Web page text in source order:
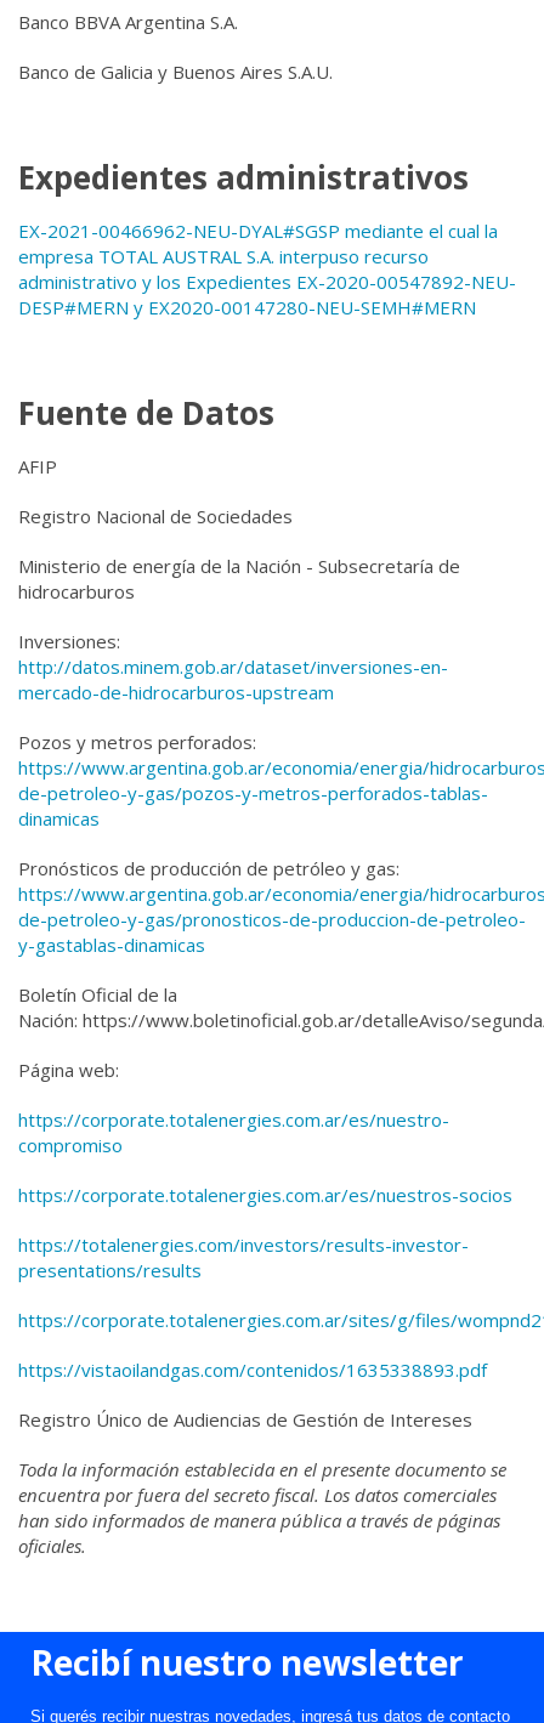
Banco BBVA Argentina S.A.
Banco de Galicia y Buenos Aires S.A.U.
Expedientes administrativos
EX-2021-00466962-NEU-DYAL#SGSP mediante el cual la
empresa TOTAL AUSTRAL S.A. interpuso recurso
administrativo y los Expedientes EX-2020-00547892-NEU-
DESP#MERN y EX2020-00147280-NEU-SEMH#MERN
Fuente de Datos
AFIP
Registro Nacional de Sociedades
Ministerio de energía de la Nación - Subsecretaría de
hidrocarburos
Inversiones:
http://datos.minem.gob.ar/dataset/inversiones-en-
mercado-de-hidrocarburos-upstream
Pozos y metros perforados:
https://www.argentina.gob.ar/economia/energia/
de-petroleo-y-gas/pozos-y-metros-perforados-tablas-
dinamicas
Pronósticos de producción de petróleo y gas:
https://www.argentina.gob.ar/economia/energia/
de-petroleo-y-gas/pronosticos-de-produccion-de-petroleo-
y-gastablas-dinamicas
Boletín Oficial de la
Nación: https://www.boletinoficial.gob.ar/detalleAviso/
Página web:
https://corporate.totalenergies.com.ar/es/nuestro-
compromiso
https://corporate.totalenergies.com.ar/es/nuestros-socios
https://totalenergies.com/investors/results-investor-
presentations/results
https://corporate.totalenergies.com.ar/sites/g/files/
https://vistaoilandgas.com/contenidos/1635338893.pdf
Registro Único de Audiencias de Gestión de Intereses
Toda la información establecida en el presente documento se
encuentra por fuera del secreto fiscal. Los datos comerciales
han sido informados de manera pública a través de páginas
oficiales.
Recibí nuestro newsletter
Si querés recibir nuestras novedades, ingresá tus datos de contacto